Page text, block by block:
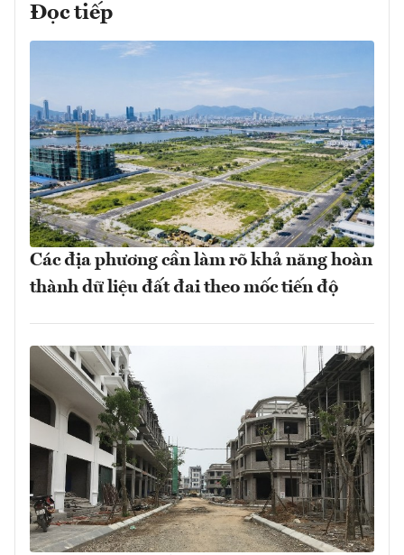
Đọc tiếp
Các địa phương cần làm rõ khả năng hoàn
thành dữ liệu đất đai theo mốc tiến độ